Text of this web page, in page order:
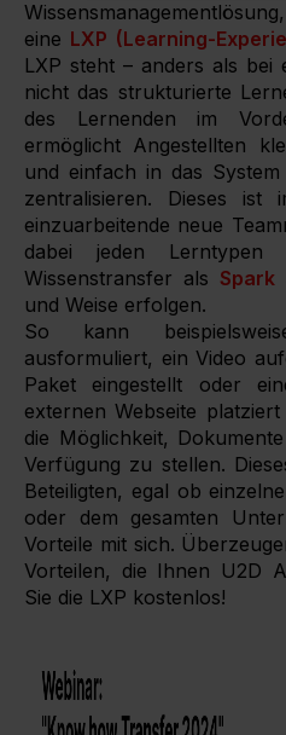
eine LXP (Learning-
LXP steht – anders als bei
nicht das strukturierte
des Lernenden im
ermöglicht Angestellten
und einfach in das
zentralisieren. Dieses
einzuarbeitende neue
dabei jeden
Wissenstransfer als Spark
und Weise erfolgen.
So kann
ausformuliert, ein Video
Paket eingestellt oder
externen Webseite
die Möglichkeit,
Verfügung zu stellen.
Beteiligten, egal ob
oder dem gesamten
Vorteile mit sich.
Vorteilen, die Ihnen U2D
Sie die LXP kostenlos!